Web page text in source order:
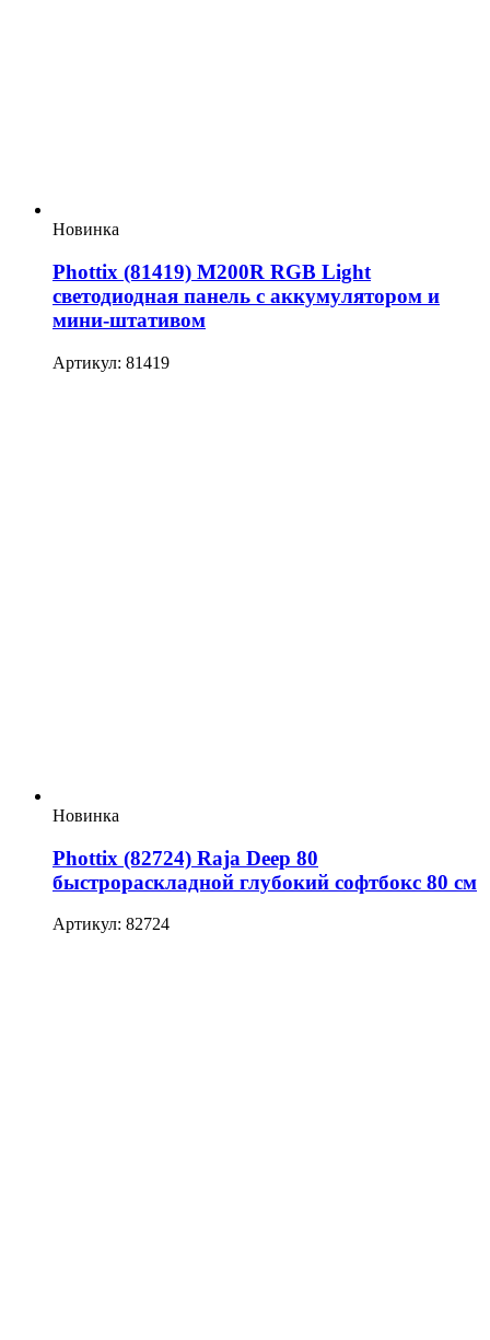
Новинка
Phottix (81419) M200R RGB Light
светодиодная панель с аккумулятором и
мини-штативом
Артикул: 81419
Новинка
Phottix (82724) Raja Deep 80
быстрораскладной глубокий софтбокс 80 см
Артикул: 82724